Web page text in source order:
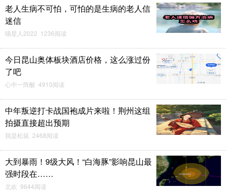
老人生病不可怕，可怕的是生病的老人信
迷信
喵星人2022 1236阅读
今日昆山奥体板块酒店价格，这么涨过份
了吧
心中一阵酸 4910阅读
中年叛逆打卡战国袍成片来啦！荆州这组
拍摄直接超出预期
我是松鼠 2468阅读
大到暴雨！9级大风！“白海豚”影响昆山最
强时段在……
北欢 9644阅读